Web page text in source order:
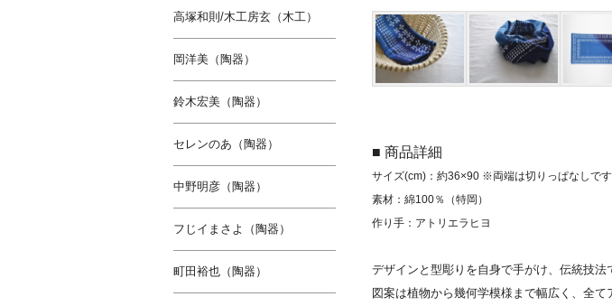
■ 商品詳細
サイズ(cm)：約36×90 ※両端は切りっぱなしです
素材：綿100％（特岡）
作り手：アトリエラヒヨ
デザインと型彫りを自身で手がけ、伝統技法
図案は植物から幾何学模様まで幅広く、全
高塚和則/木工房玄（木工）
岡洋美（陶器）
鈴木宏美（陶器）
セレンのあ（陶器）
中野明彦（陶器）
フじイまさよ（陶器）
町田裕也（陶器）